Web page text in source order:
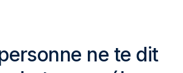
ne te dit